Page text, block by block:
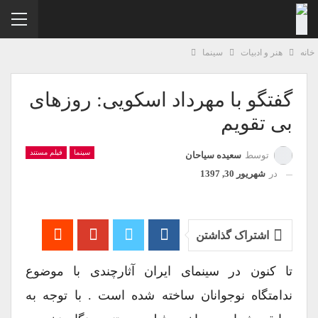
هنر و ادبیات سینما
گفتگو با مهرداد اسکویی: روزهای
بی تقویم
سینما فیلم مستند توسطسعیده سیاحان
درشهریور 30, 1397
اشتراک گذاشتن
تا کنون در سینمای ایران آثارچندی با موضوع
ندامتگاه نوجوانان ساخته شده است . با توجه به